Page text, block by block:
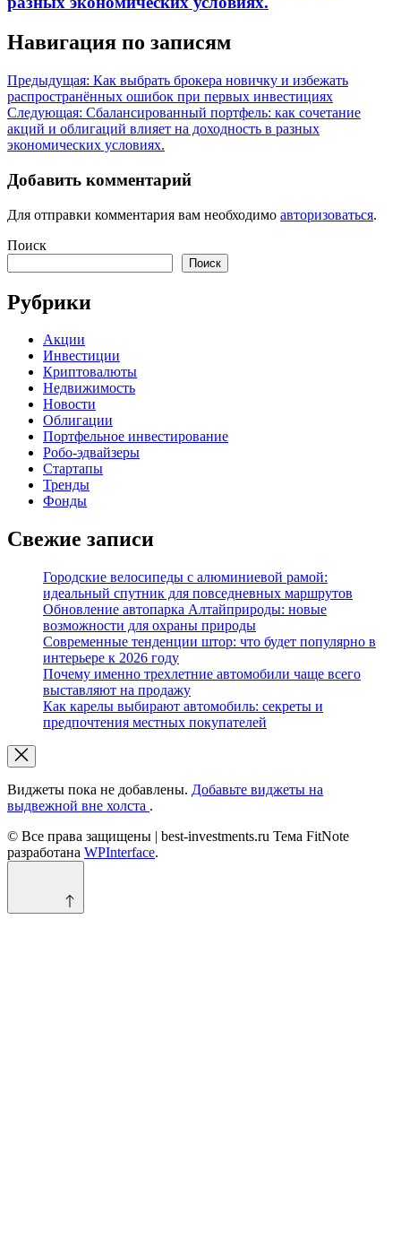
Навигация по записям
Предыдущая: Как выбрать брокера новичку и избежать
распространённых ошибок при первых инвестициях
Следующая: Сбалансированный портфель: как сочетание
акций и облигаций влияет на доходность в разных
экономических условиях.
Добавить комментарий
Для отправки комментария вам необходимо авторизоваться.
Поиск
Поиск
Рубрики
Акции
Инвестиции
Криптовалюты
Недвижимость
Новости
Облигации
Портфельное инвестирование
Робо-эдвайзеры
Стартапы
Тренды
Фонды
Свежие записи
Городские велосипеды с алюминиевой рамой:
идеальный спутник для повседневных маршрутов
Обновление автопарка Алтайприроды: новые
возможности для охраны природы
Современные тенденции штор: что будет популярно в
интерьере к 2026 году
Почему именно трехлетние автомобили чаще всего
выставляют на продажу
Как карелы выбирают автомобиль: секреты и
предпочтения местных покупателей
Виджеты пока не добавлены. Добавьте виджеты на
выдвежной вне холста .
© Все права защищены | best-investments.ru Тема FitNote
разработана WPInterface.